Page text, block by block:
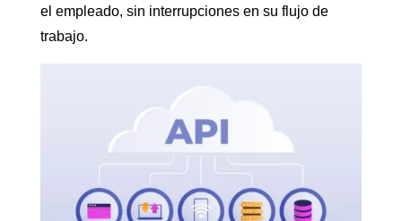
el empleado, sin interrupciones en su flujo de
trabajo.